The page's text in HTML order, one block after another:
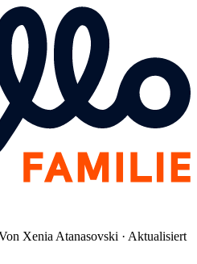
Xenia Atanasovski · Aktualisiert